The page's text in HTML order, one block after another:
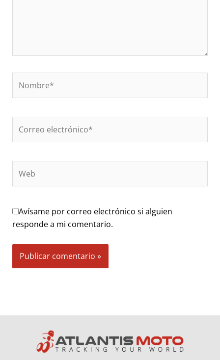
electrónico*
Avísame por correo electrónico si alguien
responde a mi comentario.